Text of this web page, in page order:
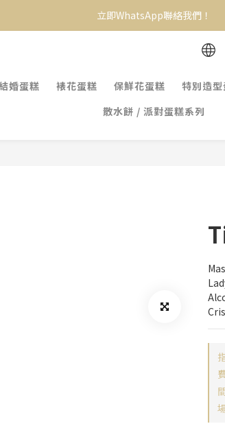
立即WhatsApp聯絡我們！
婚蛋糕 裱花蛋糕 保鮮花蛋糕 特別造
散水餅 / 派對蛋糕系列